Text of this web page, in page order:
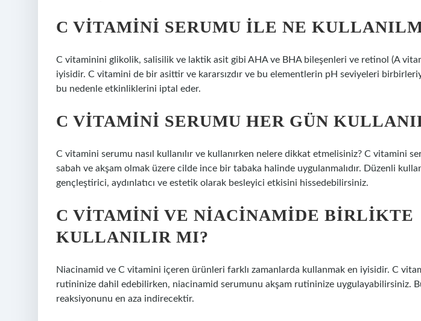
C VITAMINI SERUMU ILE NE
C vitaminini glikolik, salisilik ve laktik asit gibi AHA ve BHA bileşenleri ve retinol (A
iyisidir. C vitamini de bir asittir ve kararsızdır ve bu elementlerin pH seviyeleri
bu nedenle etkinliklerini iptal eder.
C VITAMINI SERUMU HER GÜN
C vitamini serumu nasıl kullanılır ve kullanırken nelere dikkat etmelisiniz? C vitamini
sabah ve akşam olmak üzere cilde ince bir tabaka halinde uygulanmalıdır. Düzenli
gençleştirici, aydınlatıcı ve estetik olarak besleyici etkisini hissedebilirsiniz.
C VITAMINI VE NIACINAMIDE BIRLIKTE
KULLANILIR MI?
Niacinamid ve C vitamini içeren ürünleri farklı zamanlarda kullanmak en iyisidir. C
rutininize dahil edebilirken, niacinamid serumunu akşam rutininize uygulayabilirsiniz.
reaksiyonunu en aza indirecektir.